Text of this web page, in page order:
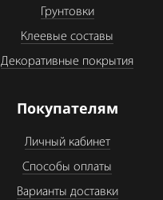
Грунтовки
Клеевые составы
Декоративные покрытия
Покупателям
Личный кабинет
Способы оплаты
Варианты доставки